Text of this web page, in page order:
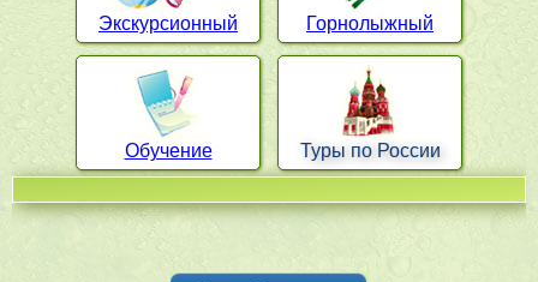
Экскурсионный Горнолыжный
Обучение Туры по России